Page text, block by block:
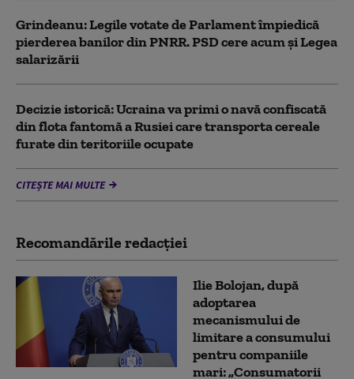
Grindeanu: Legile votate de Parlament împiedică
pierderea banilor din PNRR. PSD cere acum și Legea
salarizării
Decizie istorică: Ucraina va primi o navă confiscată
din flota fantomă a Rusiei care transporta cereale
furate din teritoriile ocupate
CITEȘTE MAI MULTE
Recomandările redacţiei
Ilie Bolojan, după
adoptarea
mecanismului de
limitare a consumului
pentru companiile
mari: „Consumatorii